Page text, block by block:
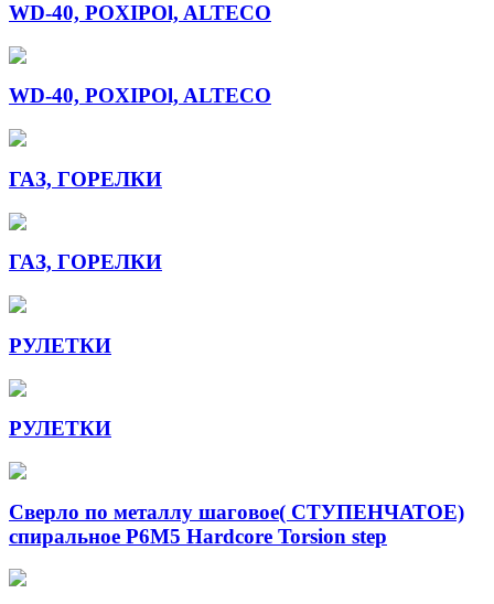
WD-40, POXIPOl, ALTECO
WD-40, POXIPOl, ALTECO
ГАЗ, ГОРЕЛКИ
ГАЗ, ГОРЕЛКИ
РУЛЕТКИ
РУЛЕТКИ
Сверло по металлу шаговое( СТУПЕНЧАТОЕ)
спиральное Р6М5 Hardcore Torsion step